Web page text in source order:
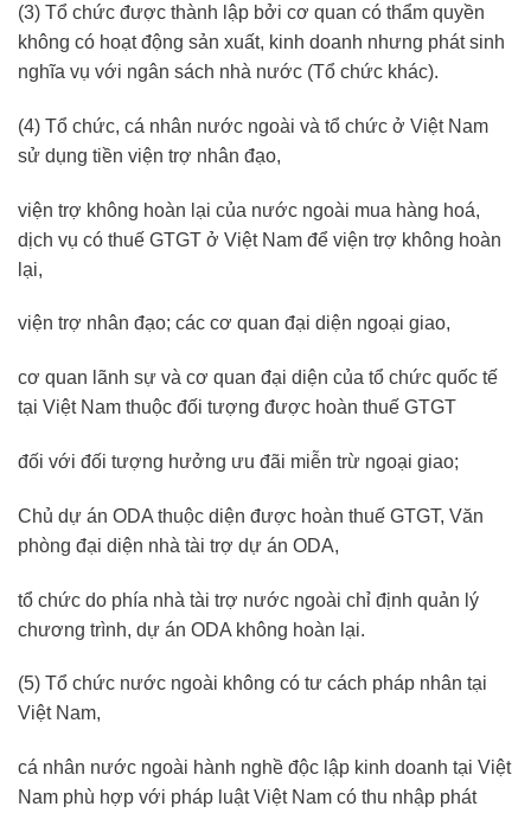
(3) Tổ chức được thành lập bởi cơ quan có thẩm quyền
không có hoạt động sản xuất, kinh doanh nhưng phát sinh
nghĩa vụ với ngân sách nhà nước (Tổ chức khác).
(4) Tổ chức, cá nhân nước ngoài và tổ chức ở Việt Nam
sử dụng tiền viện trợ nhân đạo,
viện trợ không hoàn lại của nước ngoài mua hàng hoá,
dịch vụ có thuế GTGT ở Việt Nam để viện trợ không hoàn
lại,
viện trợ nhân đạo; các cơ quan đại diện ngoại giao,
cơ quan lãnh sự và cơ quan đại diện của tổ chức quốc tế
tại Việt Nam thuộc đối tượng được hoàn thuế GTGT
đối với đối tượng hưởng ưu đãi miễn trừ ngoại giao;
Chủ dự án ODA thuộc diện được hoàn thuế GTGT, Văn
phòng đại diện nhà tài trợ dự án ODA,
tổ chức do phía nhà tài trợ nước ngoài chỉ định quản lý
chương trình, dự án ODA không hoàn lại.
(5) Tổ chức nước ngoài không có tư cách pháp nhân tại
Việt Nam,
cá nhân nước ngoài hành nghề độc lập kinh doanh tại Việt
Nam phù hợp với pháp luật Việt Nam có thu nhập phát